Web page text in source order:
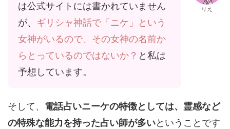
は公式サイトには書かれていません
が、 ギリシャ神話で「ニケ」という
女神がいるので、その女神の名前か
らとっているのではないか？ と私は
予想しています。
りえ
そして、 電話占いニーケの特徴としては、霊感など
の特殊な能力を持った占い師が多いということです